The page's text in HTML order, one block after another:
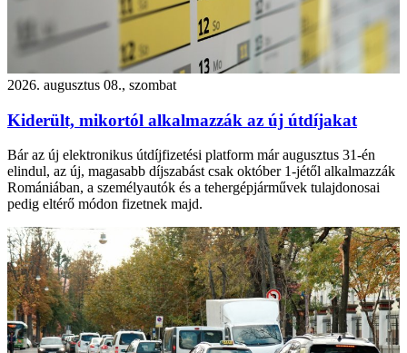
2026. augusztus 08., szombat
Kiderült, mikortól alkalmazzák az új útdíjakat
Bár az új elektronikus útdíjfizetési platform már augusztus 31-én
elindul, az új, magasabb díjszabást csak október 1-jétől alkalmazzák
Romániában, a személyautók és a tehergépjárművek tulajdonosai
pedig eltérő módon fizetnek majd.